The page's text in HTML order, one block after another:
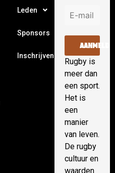
Leden
Sponsors
Inschrijven
Rugby is
meer dan
een sport.
Het is
een
manier
van leven.
De rugby
cultuur en
waarden